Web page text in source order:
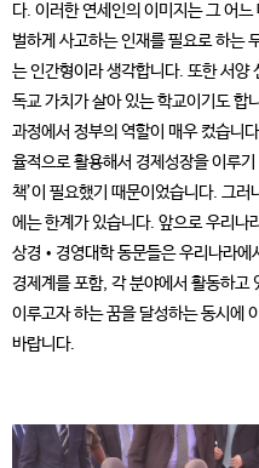
다. 이러한 연세인의 이미지는 그 어
벌하게 사고하는 인재를 필요로 하는
는 인간형이라 생각합니다. 또한 서양
독교 가치가 살아 있는 학교이기도 합
과정에서 정부의 역할이 매우 컸습니
율적으로 활용해서 경제성장을 이루
책’이 필요했기 때문이었습니다. 그
에는 한계가 있습니다. 앞으로 우리나
상경•경영대학 동문들은 우리나라에
경제계를 포함, 각 분야에서 활동하고
이루고자 하는 꿈을 달성하는 동시에
바랍니다.